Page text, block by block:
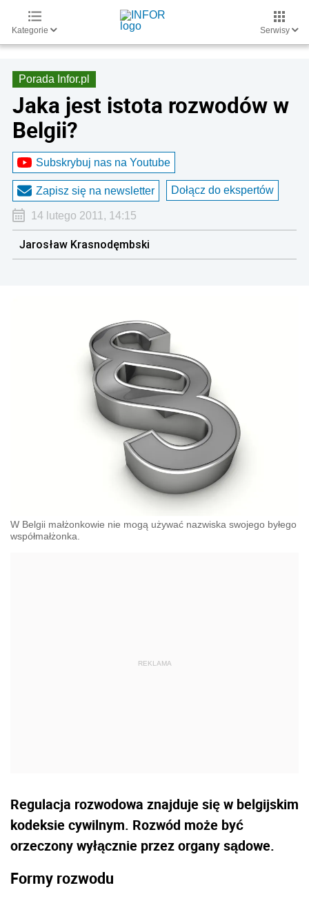
Kategorie Serwisy
Porada Infor.pl
Jaka jest istota rozwodów w
Belgii?
Subskrybuj nas na Youtube
Zapisz się na newsletter Dołącz do ekspertów
14 lutego 2011, 14:15
Jarosław Krasnodęmbski
W Belgii małżonkowie nie mogą używać nazwiska swojego byłego
współmałżonka.
Regulacja rozwodowa znajduje się w belgijskim
kodeksie cywilnym. Rozwód może być
orzeczony wyłącznie przez organy sądowe.
Formy rozwodu